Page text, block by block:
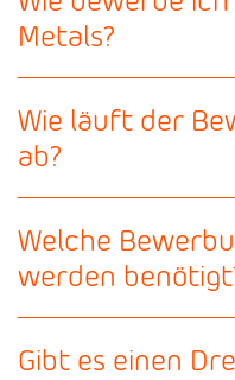
Metals?
Wie läuft der
ab?
Welche
werden
Gibt es einen